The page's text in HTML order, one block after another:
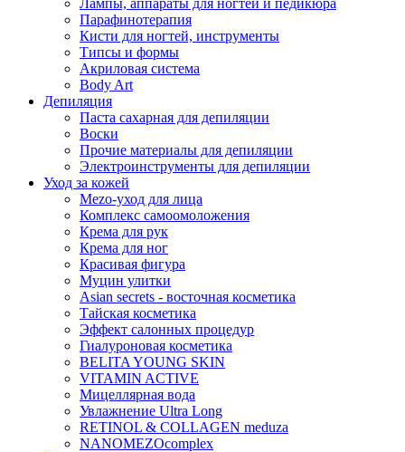
Лампы, аппараты для ногтей и педикюра
Парафинотерапия
Кисти для ногтей, инструменты
Типсы и формы
Акриловая система
Body Art
Депиляция
Паста сахарная для депиляции
Воски
Прочие материалы для депиляции
Электроинструменты для депиляции
Уход за кожей
Mezo-уход для лица
Комплекс самоомоложения
Крема для рук
Крема для ног
Красивая фигура
Муцин улитки
Asian seсrets - восточная косметика
Тайская косметика
Эффект салонных процедур
Гиалуроновая косметика
BELITA YOUNG SKIN
VITAMIN ACTIVE
Мицеллярная вода
Увлажнение Ultra Long
RETINOL & COLLAGEN meduza
NANOMEZOcomplex